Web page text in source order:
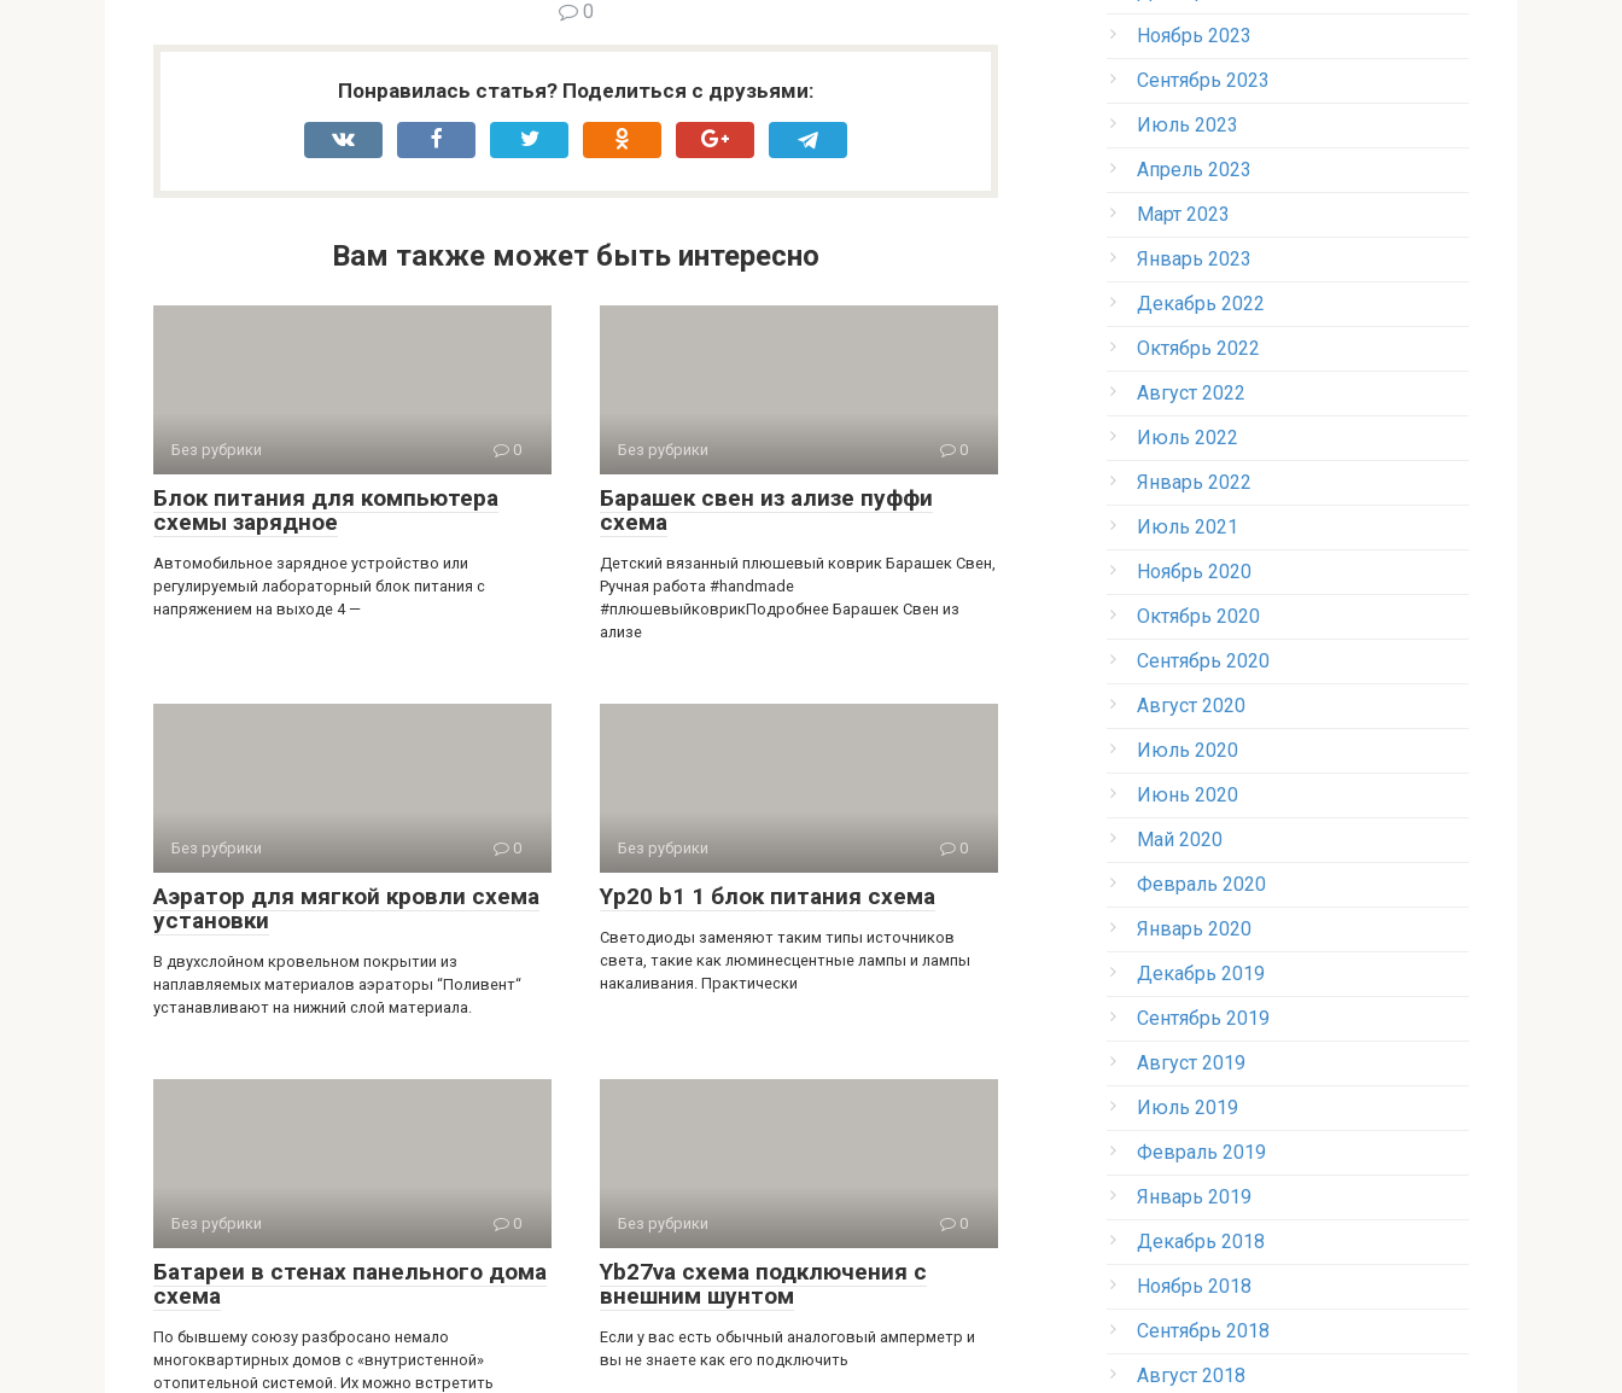
0
Понравилась статья? Поделиться с друзьями:
Вам также может быть интересно
Без рубрики 0
Блок питания для компьютера
схемы зарядное
Автомобильное зарядное устройство или
регулируемый лабораторный блок питания с
напряжением на выходе 4 —
Без рубрики 0
Барашек свен из ализе пуффи
схема
Детский вязанный плюшевый коврик Барашек Свен,
Ручная работа #handmade
#плюшевыйковрикПодробнее Барашек Свен из
ализе
Без рубрики 0
Аэратор для мягкой кровли схема
установки
В двухслойном кровельном покрытии из
наплавляемых материалов аэраторы “Поливент“
устанавливают на нижний слой материала.
Без рубрики 0
Yp20 b1 1 блок питания схема
Светодиоды заменяют таким типы источников
света, такие как люминесцентные лампы и лампы
накаливания. Практически
Без рубрики 0
Батареи в стенах панельного дома
схема
По бывшему союзу разбросано немало
многоквартирных домов с «внутристенной»
отопительной системой. Их можно встретить
Без рубрики 0
Yb27va схема подключения с
внешним шунтом
Если у вас есть обычный аналоговый амперметр и
вы не знаете как его подключить
Ноябрь 2023
Сентябрь 2023
Июль 2023
Апрель 2023
Март 2023
Январь 2023
Декабрь 2022
Октябрь 2022
Август 2022
Июль 2022
Январь 2022
Июль 2021
Ноябрь 2020
Октябрь 2020
Сентябрь 2020
Август 2020
Июль 2020
Июнь 2020
Май 2020
Февраль 2020
Январь 2020
Декабрь 2019
Сентябрь 2019
Август 2019
Июль 2019
Февраль 2019
Январь 2019
Декабрь 2018
Ноябрь 2018
Сентябрь 2018
Август 2018